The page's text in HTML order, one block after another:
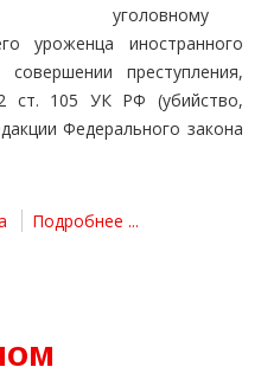
уголовному
уроженца иностранного
преступления,
ст. 105 УК РФ (убийство,
Федерального закона
Подробнее ...